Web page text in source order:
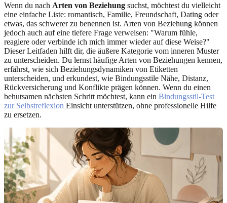
Wenn du nach Arten von Beziehung suchst, möchtest du vielleicht
eine einfache Liste: romantisch, Familie, Freundschaft, Dating oder
etwas, das schwerer zu benennen ist. Arten von Beziehung können
jedoch auch auf eine tiefere Frage verweisen: "Warum fühle,
reagiere oder verbinde ich mich immer wieder auf diese Weise?"
Dieser Leitfaden hilft dir, die äußere Kategorie vom inneren Muster
zu unterscheiden. Du lernst häufige Arten von Beziehungen kennen,
erfährst, wie sich Beziehungsdynamiken von Etiketten
unterscheiden, und erkundest, wie Bindungsstile Nähe, Distanz,
Rückversicherung und Konflikte prägen können. Wenn du einen
behutsamen nächsten Schritt möchtest, kann ein Bindungsstil-Test
zur Selbstreflexion Einsicht unterstützen, ohne professionelle Hilfe
zu ersetzen.